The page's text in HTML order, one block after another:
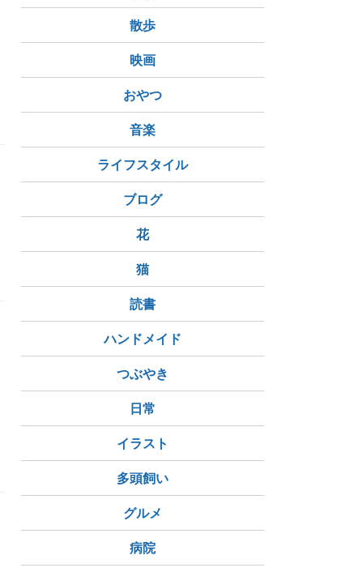
散歩
映画
おやつ
音楽
ライフスタイル
ブログ
花
猫
読書
ハンドメイド
つぶやき
日常
イラスト
多頭飼い
グルメ
病院